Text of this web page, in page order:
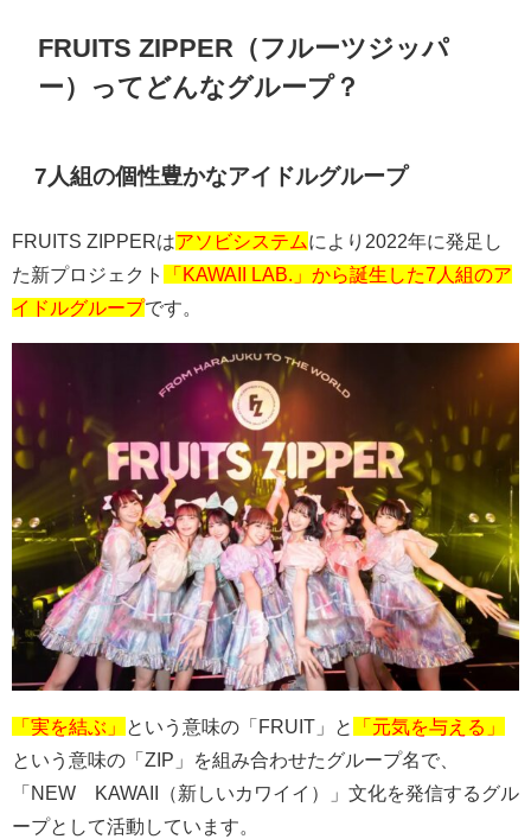
FRUITS ZIPPER （フルーツジッパ
ー）ってどんなグループ？
7人組の個性豊かなアイドルグループ
FRUITS ZIPPERはアソビシステムにより 2022年に発足し
た新プロジェクト
「KAWAII LAB.」から誕生した7人組のア
イドルグループです。
「実を結ぶ」 という意味の「 FRUIT 」と
「元気を与える」
という意味の「 ZIP 」を組み合わせたグループ名で、
「 NEW KAWAII
（新しいカワイイ）」文化を発信するグル
ープとして活動しています。